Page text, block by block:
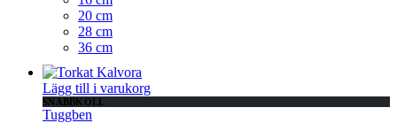
20 cm
28 cm
36 cm
Lägg till i varukorg
SNABBKOLL
Tuggben